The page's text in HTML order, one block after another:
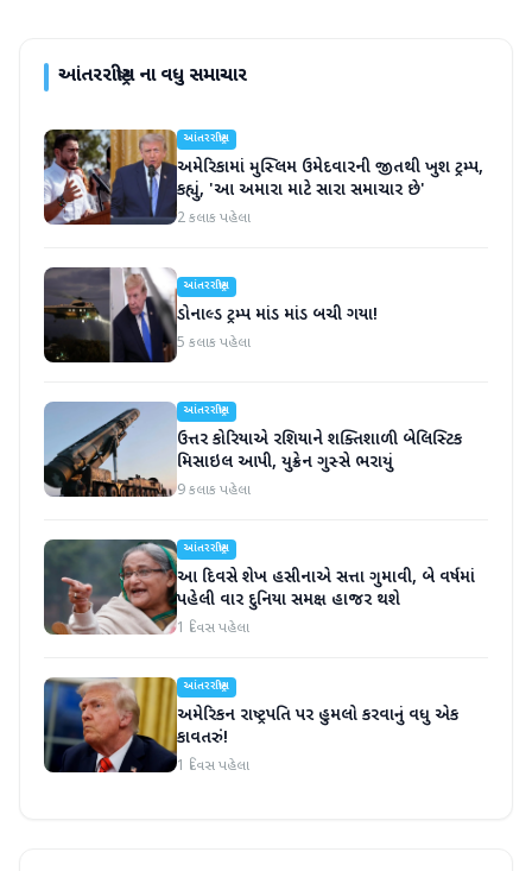
આંતરરાષ્ટ્રીયના વધુ સમાચાર
આંતરરાષ્ટ્રીય
અમેરિકામાં મુસ્લિમ ઉમેદવારની જીતથી ખુશ ટ્રમ્પ,
કહ્યું, 'આ અમારા માટે સારા સમાચાર છે'
2 કલાક પહેલા
આંતરરાષ્ટ્રીય
ડોનાલ્ડ ટ્રમ્પ માંડ માંડ બચી ગયા!
5 કલાક પહેલા
આંતરરાષ્ટ્રીય
ઉત્તર કોરિયાએ રશિયાને શક્તિશાળી બેલિસ્ટિક
મિસાઇલ આપી, યુક્રેન ગુસ્સે ભરાયું
9 કલાક પહેલા
આંતરરાષ્ટ્રીય
આ દિવસે શેખ હસીનાએ સત્તા ગુમાવી, બે વર્ષમાં
પહેલી વાર દુનિયા સમક્ષ હાજર થશે
1 દિવસ પહેલા
આંતરરાષ્ટ્રીય
અમેરિકન રાષ્ટ્રપતિ પર હુમલો કરવાનું વધુ એક
કાવતરું!
1 દિવસ પહેલા